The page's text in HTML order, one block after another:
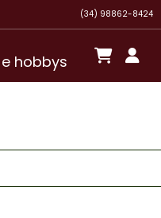
(34) 98862-8424
hobbys